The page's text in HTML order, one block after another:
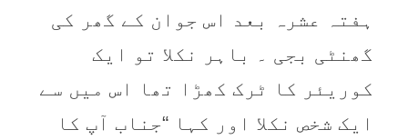
ہفتہ عشرہ بعد اس جوان کے گھر کی
گھنٹی بجی ۔ باہر نکلا تو ایک
کوریئر کا ٹرک کھڑا تھا اس میں سے
ایک شخص نکلا اور کہا “جناب آپ کا